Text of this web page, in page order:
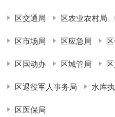
区交通局 区农业农村局
区市场局 区应急局
区国动办 区城管局
区退役军人事务局 水库
区医保局